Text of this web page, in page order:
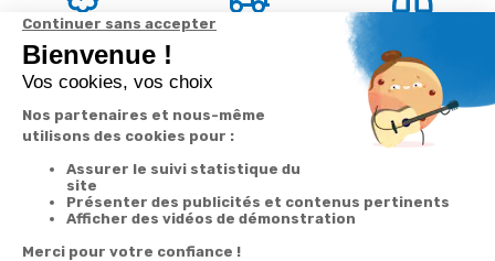
Garantie
2 ans
Livraison
commande
Votre
commande
Suivi de
commande
Nos services
Besoin d'aide
Abonnement à la
newsletter
Par